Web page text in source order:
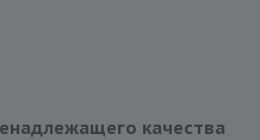
качества